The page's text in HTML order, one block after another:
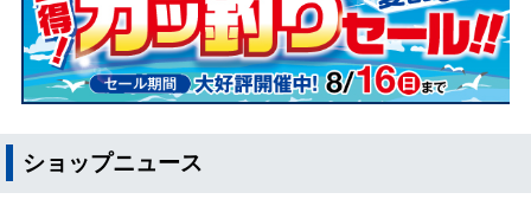
ショップニュース